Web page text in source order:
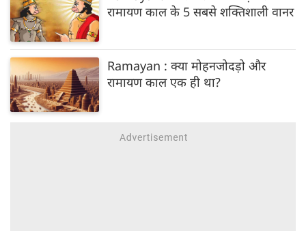
रामायण काल के 5 सबसे शक्तिशाली वानर
Ramayan : क्या मोहनजोदड़ो और
रामायण काल एक ही था?